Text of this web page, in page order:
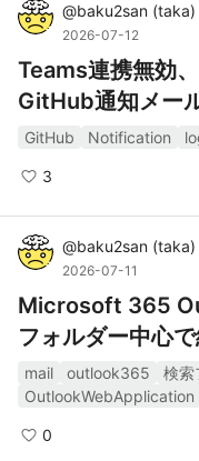
@baku2san (taka)
2026-07-12
Teams連携無効
GitHub通知メー
転送する
GitHub Notification
3
@baku2san (taka)
2026-07-11
Microsoft 365
フォルダー中心
mail outlook365
検索
OutlookWebApplication
0